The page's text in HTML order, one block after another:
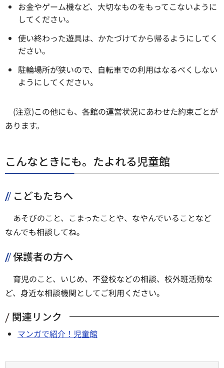
お金やゲーム機など、大切なものをもってこないように
してください。
使い終わった遊具は、かたづけてから帰るようにしてく
ださい。
駐輪場所が狭いので、自転車での利用はなるべくしない
ようにしてください。
(注意)この他にも、各館の運営状況にあわせた約束ごとが
あります。
こんなときにも。たよれる児童館
こどもたちへ
あそびのこと、こまったことや、なやんでいることなど
なんでも相談してね。
保護者の方へ
育児のこと、いじめ、不登校などの相談、校外班活動な
ど、身近な相談機関としてご利用ください。
関連リンク
マンガで紹介！児童館